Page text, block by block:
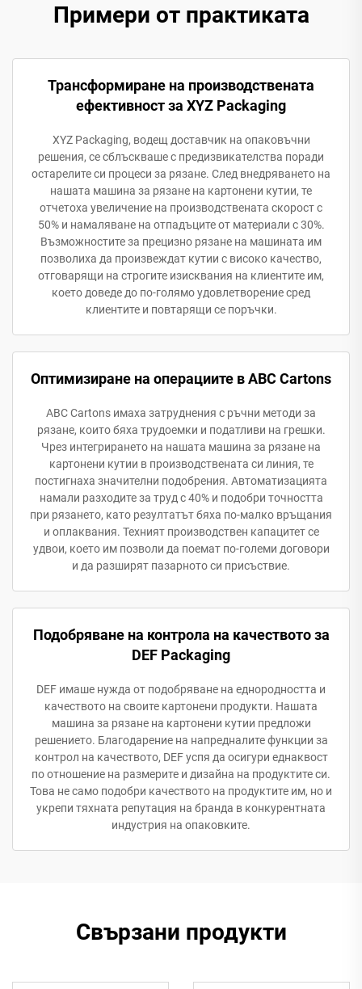
Примери от практиката
Трансформиране на производствената
ефективност за XYZ Packaging
XYZ Packaging, водещ доставчик на опаковъчни
решения, се сблъскваше с предизвикателства поради
остарелите си процеси за рязане. След внедряването на
нашата машина за рязане на картонени кутии, те
отчетоха увеличение на производствената скорост с
50% и намаляване на отпадъците от материали с 30%.
Възможностите за прецизно рязане на машината им
позволиха да произвеждат кутии с високо качество,
отговарящи на строгите изисквания на клиентите им,
което доведе до по-голямо удовлетворение сред
клиентите и повтарящи се поръчки.
Оптимизиране на операциите в ABC Cartons
ABC Cartons имаха затруднения с ръчни методи за
рязане, които бяха трудоемки и податливи на грешки.
Чрез интегрирането на нашата машина за рязане на
картонени кутии в производствената си линия, те
постигнаха значителни подобрения. Автоматизацията
намали разходите за труд с 40% и подобри точността
при рязането, като резултатът бяха по-малко връщания
и оплаквания. Техният производствен капацитет се
удвои, което им позволи да поемат по-големи договори
и да разширят пазарното си присъствие.
Подобряване на контрола на качеството за
DEF Packaging
DEF имаше нужда от подобряване на еднородността и
качеството на своите картонени продукти. Нашата
машина за рязане на картонени кутии предложи
решението. Благодарение на напредналите функции за
контрол на качеството, DEF успя да осигури еднаквост
по отношение на размерите и дизайна на продуктите си.
Това не само подобри качеството на продуктите им, но и
укрепи тяхната репутация на бранда в конкурентната
индустрия на опаковките.
Свързани продукти